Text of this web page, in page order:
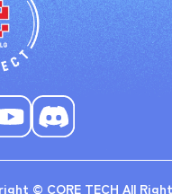
© CORE TECH All